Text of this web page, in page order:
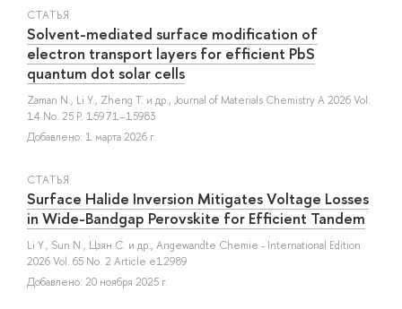
СТАТЬЯ
Solvent-mediated surface modification of
electron transport layers for efficient PbS
quantum dot solar cells
Zaman N., Li Y., Zheng T. и др., Journal of Materials Chemistry A 2026 Vol.
14 No. 25 P. 15971–15983
Добавлено: 1 марта 2026 г.
СТАТЬЯ
Surface Halide Inversion Mitigates Voltage Losses
in Wide-Bandgap Perovskite for Efficient Tandem
Li Y., Sun N., Цзян С. и др., Angewandte Chemie - International Edition
2026 Vol. 65 No. 2 Article e12989
Добавлено: 20 ноября 2025 г.